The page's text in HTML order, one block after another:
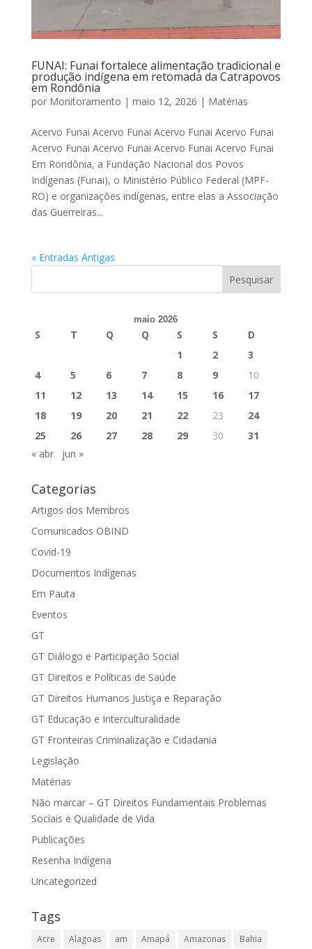
FUNAI: Funai fortalece alimentação tradicional e
produção indígena em retomada da Catrapovos
em Rondônia
por Monitoramento | maio 12, 2026 | Matérias
Acervo Funai Acervo Funai Acervo Funai Acervo Funai
Acervo Funai Acervo Funai Acervo Funai Acervo Funai
Em Rondônia, a Fundação Nacional dos Povos
Indígenas (Funai), o Ministério Público Federal (MPF-
RO) e organizações indígenas, entre elas a Associação
das Guerreiras...
« Entradas Antigas
maio 2026
S T Q Q S S
D
1
2
3
4
5 6 7 8 9
10
11
12 13 14 15 16
17
18
19 20 21 22 23
24
25
26 27 28 29 30
31
« abr
jun »
Categorias
Artigos dos Membros
Comunicados OBIND
Covid-19
Documentos Indígenas
Em Pauta
Eventos
GT
GT Diálogo e Participação Social
GT Direitos e Políticas de Saúde
GT Direitos Humanos Justiça e Reparação
GT Educação e Interculturalidade
GT Fronteiras Criminalização e Cidadania
Legislação
Matérias
Não marcar – GT Direitos Fundamentais Problemas
Sociais e Qualidade de Vida
Publicações
Resenha Indígena
Uncategorized
Tags
Acre Alagoas am Amapá Amazonas
Bahia